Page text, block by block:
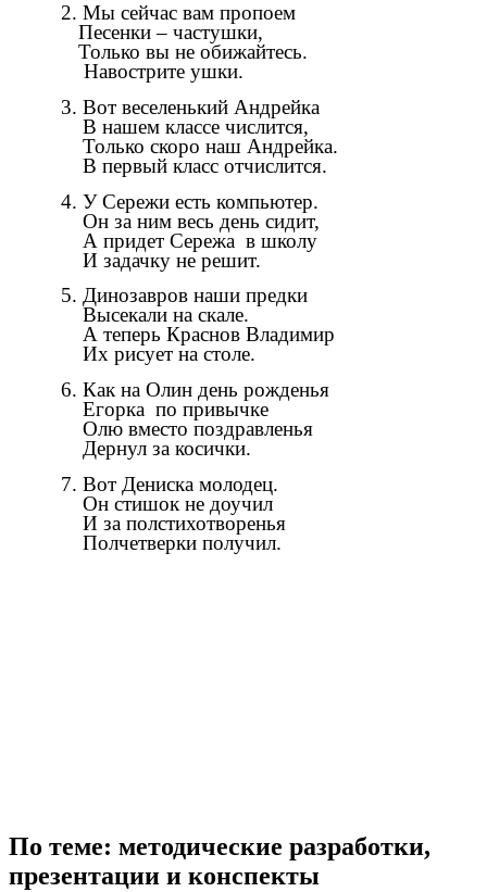
2. Мы сейчас вам пропоем
Песенки – частушки,
Только вы не обижайтесь.
Навострите ушки.
3. Вот веселенький Андрейка
В нашем классе числится,
Только скоро наш Андрейка.
В первый класс отчислится.
4. У Сережи есть компьютер.
Он за ним весь день сидит,
А придет Сережа в школу
И задачку не решит.
5. Динозавров наши предки
Высекали на скале.
А теперь Краснов Владимир
Их рисует на столе.
6. Как на Олин день рожденья
Егорка по привычке
Олю вместо поздравленья
Дернул за косички.
7. Вот Дениска молодец.
Он стишок не доучил
И за полстихотворенья
Полчетверки получил.
По теме: методические разработки,
презентации и конспекты